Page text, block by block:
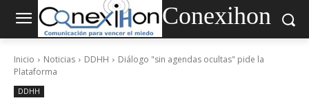
Conexihon
Inicio Noticias DDHH
Diálogo "sin agendas ocultas" pide la
Plataforma
DDHH